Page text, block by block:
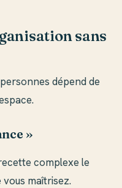
sans
dépend de
»
complexe le
vous maîtrisez.